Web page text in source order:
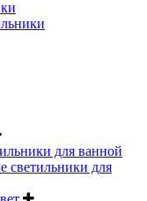
для ванной
светильники для